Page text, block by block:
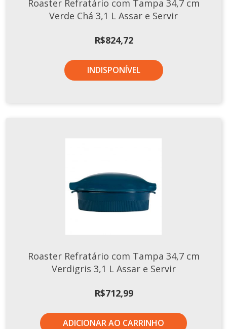
Roaster Refratário com Tampa 34,7 cm
Verde Chá 3,1 L Assar e Servir
R$824,72
INDISPONÍVEL
Roaster Refratário com Tampa 34,7 cm
Verdigris 3,1 L Assar e Servir
R$712,99
ADICIONAR AO CARRINHO